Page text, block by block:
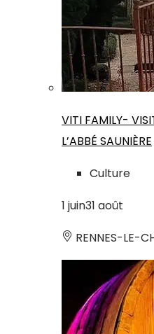
VITI FAMILY-
L’ABBÉ SAUNIÈRE
Culture
1 juin31 août
RENNES-LE-